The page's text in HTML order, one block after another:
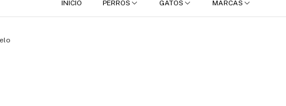
INICIO PERROS GATOS MARCAS